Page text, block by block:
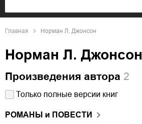
Главная Норман Л. Джонсон
Норман Л. Джонсон
Произведения автора 2
Только полные версии книг
РОМАНЫ и ПОВЕСТИ